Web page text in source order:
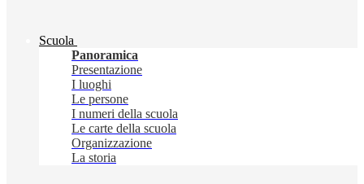
Scuola
Panoramica
Presentazione
I luoghi
Le persone
I numeri della scuola
Le carte della scuola
Organizzazione
La storia